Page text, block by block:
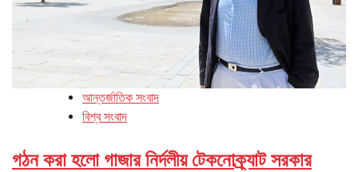
আন্তর্জাতিক সংবাদ
বিশ্ব সংবাদ
গঠন করা হলো গাজার নির্দলীয় টেকনোক্র্যাট সরকার